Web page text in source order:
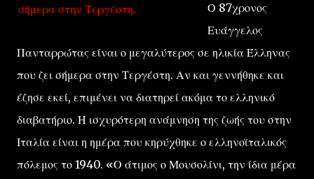
σήμερα στην Τεργέστη.
Ο 87χρονος
Ευάγγελος
Πανταρρώτας είναι ο μεγαλύτερος σε ηλικία Έλληνας
που ζει σήμερα στην Τεργέστη. Αν και γεννήθηκε και
έζησε εκεί, επιμένει να διατηρεί ακόμα το ελληνικό
διαβατήριο. Η ισχυρότερη ανάμνηση της ζωής του στην
Ιταλία είναι η ημέρα που κηρύχθηκε ο ελληνοϊταλικός
πόλεμος το 1940. «Ο άτιμος ο Μουσολίνι, την ίδια μέρα